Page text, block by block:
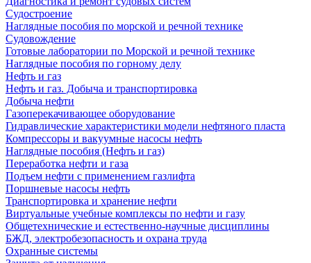
Судостроение
Наглядные пособия по морской и речной технике
Судовождение
Готовые лаборатории по Морской и речной технике
Наглядные пособия по горному делу
Нефть и газ
Нефть и газ. Добыча и транспортировка
Добыча нефти
Газоперекачивающее оборудование
Гидравлические характеристики модели нефтяного пласта
Компрессоры и вакуумные насосы нефть
Наглядные пособия (Нефть и газ)
Переработка нефти и газа
Подъем нефти с применением газлифта
Поршневые насосы нефть
Транспортировка и хранение нефти
Виртуальные учебные комплексы по нефти и газу
Общетехнические и естественно-научные дисциплины
БЖД, электробезопасность и охрана труда
Охранные системы